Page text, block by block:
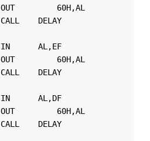
				OUT 		60H,AL
				CALL	DELAY
				OUT 		60H,AL
				CALL	DELAY
				IN      AL,DF
				OUT 		60H,AL
				CALL	DELAY